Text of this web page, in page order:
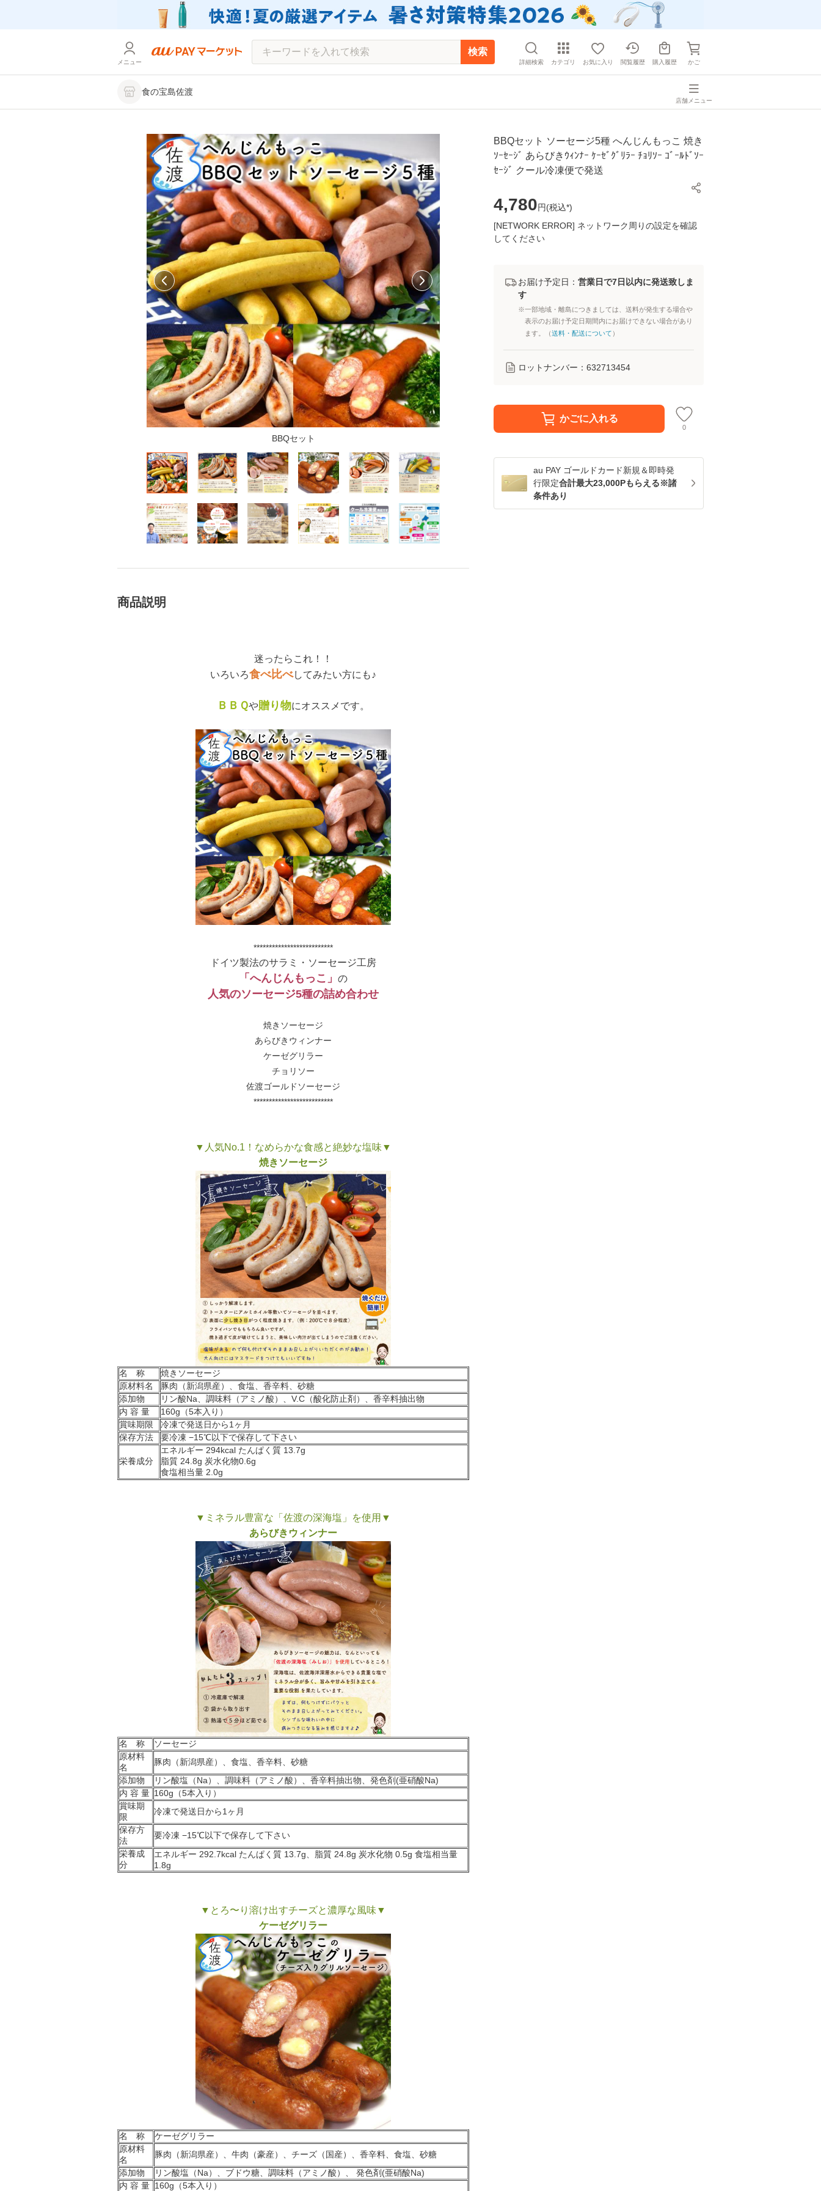
メニュー
検索
詳細検索 カテゴリ お気に入り 閲覧履歴 購入履歴 かご
食の宝島佐渡
店舗メニュー
BBQセット
BBQセット ソーセージ5種 へんじんもっこ 焼き
ｿｰｾｰｼﾞ あらびきｳｨﾝﾅｰ ｹｰｾﾞｸﾞﾘﾗｰ ﾁｮﾘｿｰ ｺﾞｰﾙﾄﾞｿｰ
ｾｰｼﾞ クール冷凍便で発送
4,780円(税込*)
[NETWORK ERROR] ネットワーク周りの設定を確認
してください
お届け予定日： 営業日で7日以内に発送致しま
す
※一部地域・離島につきましては、送料が発生する場合や
表示のお届け予定日期間内にお届けできない場合があり
ます。（送料・配送について ）
ロットナンバー： 632713454
かごに入れる
0
au PAY ゴールドカード新規＆即時発
行限定合計最大23,000Pもらえる※諸
条件あり
商品説明
迷ったらこれ！！
いろいろ食べ比べしてみたい方にも♪
ＢＢＱや贈り物にオススメです。
**************************
ドイツ製法のサラミ・ソーセージ工房
「へんじんもっこ」 の
人気のソーセージ5種の詰め合わせ
焼きソーセージ
あらびきウィンナー
ケーゼグリラー
チョリソー
佐渡ゴールドソーセージ
**************************
▼人気No.1！なめらかな食感と絶妙な塩味▼
焼きソーセージ
名 称
焼きソーセージ
原材料名
豚肉（新潟県産）、食塩、香辛料、砂糖
添加物
リン酸Na、調味料（アミノ酸）、V.C（酸化防止剤）、香辛料抽出物
内 容 量
160g（5本入り）
賞味期限
冷凍で発送日から1ヶ月
保存方法
要冷凍 −15℃以下で保存して下さい
栄養成分
エネルギー 294kcal たんぱく質 13.7g
脂質 24.8g 炭水化物0.6g
食塩相当量 2.0g
▼ミネラル豊富な「佐渡の深海塩」を使用▼
あらびきウィンナー
名 称
ソーセージ
原材料
名
豚肉（新潟県産）、食塩、香辛料、砂糖
添加物
リン酸塩（Na）、調味料（アミノ酸）、香辛料抽出物、発色剤(亜硝酸Na)
内 容 量 160g（5本入り）
賞味期
限
冷凍で発送日から1ヶ月
保存方
法
要冷凍 −15℃以下で保存して下さい
栄養成
分
エネルギー 292.7kcal たんぱく質 13.7g、脂質 24.8g 炭水化物 0.5g 食塩相当量
1.8g
▼とろ〜り溶け出すチーズと濃厚な風味▼
ケーゼグリラー
名 称
ケーゼグリラー
原材料
名
豚肉（新潟県産）、牛肉（豪産）、チーズ（国産）、香辛料、食塩、砂糖
添加物
リン酸塩（Na）、ブドウ糖、調味料（アミノ酸）、 発色剤(亜硝酸Na)
内 容 量 160g（5本入り）